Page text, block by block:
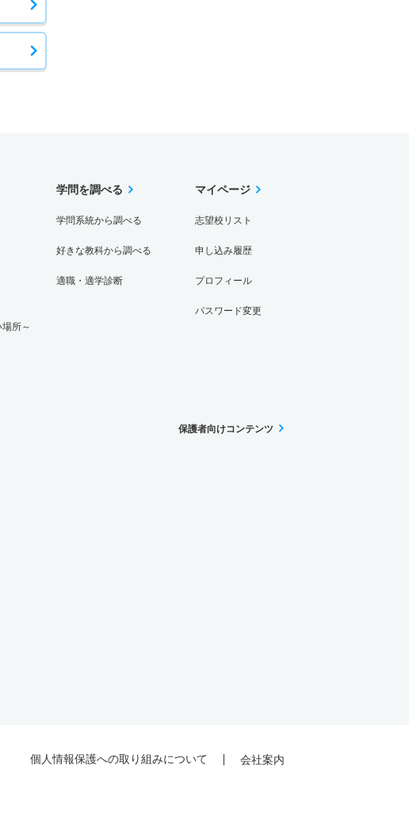
所～
学問を調べる
学問系統から調べる
好きな教科から調べる
適職・適学診断
マイページ
志望校リスト
申し込み履歴
プロフィール
パスワード変更
保護者向けコンテンツ
個人情報保護への取り組みについて 会社案内